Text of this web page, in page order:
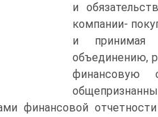
и
компании-
и принимая
объединению,
финансовую
финансовой